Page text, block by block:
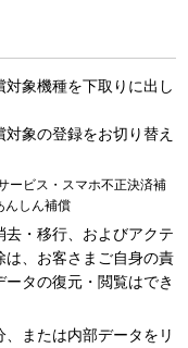
象機種を下取りに出し
象の登録をお切り替え
ービス・スマホ不正決済補
んしん補償
・移行、およびアクテ
は、お客さまご自身の責
タの復元・閲覧はでき
または内部データをリ